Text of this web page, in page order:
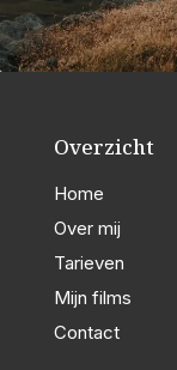
Overzicht
Home
Over mij
Tarieven
Mijn films
Contact